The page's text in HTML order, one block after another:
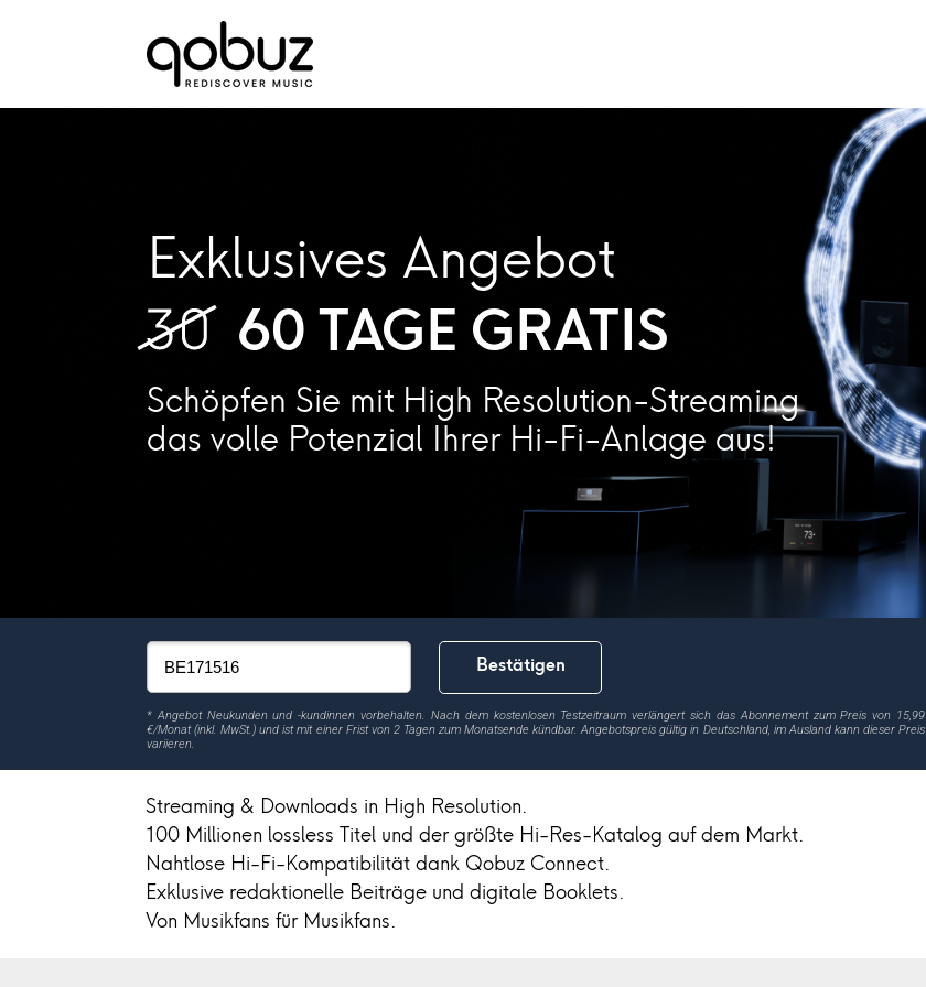
Bestätigen
*Angebot Neukunden und -kundinnen vorbehalten. Nach dem kostenlosen Testzeitraum verlängert sich das Abonnement zum Preis von 15,99
€/Monat (inkl. MwSt.) und ist mit einer Frist von 2 Tagen zum Monatsende kündbar. Angebotspreis gültig in Deutschland, im Ausland kann dieser Preis
variieren.
Streaming & Downloads in High Resolution.
100 Millionen lossless Titel und der größte Hi-Res-Katalog auf dem Markt.
Nahtlose Hi-Fi-Kompatibilität dank Qobuz Connect.
Exklusive redaktionelle Beiträge und digitale Booklets.
Von Musikfans für Musikfans.
60 TAGE GRATIS
Exklusives Angebot
Schöpfen Sie mit High Resolution-Streaming
das volle Potenzial Ihrer Hi-Fi-Anlage aus!